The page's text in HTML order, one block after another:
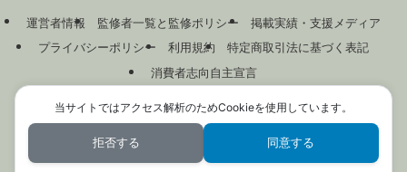
運営者情報 監修者一覧と監修ポリシー
掲載実績・支援メディア
プライバシーポリシー
利用規約
特定商取引法に基づく表記
消費者志向自主宣言
©2026 ゼロ塾ガイド｜一部コンテンツはCC BY 4.0
当サイトではアクセス解析のためCookieを使用しています。
拒否する 同意する